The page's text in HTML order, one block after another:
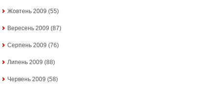
Жовтень 2009 (55)
Вересень 2009 (87)
Серпень 2009 (76)
Липень 2009 (88)
Червень 2009 (58)